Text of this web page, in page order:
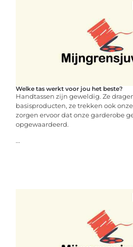
Welke tas werkt voor jou het beste?
Handtassen zijn geweldig. Ze
basisproducten, ze trekken ook
zorgen ervoor dat onze garderobe
opgewaardeerd.
...